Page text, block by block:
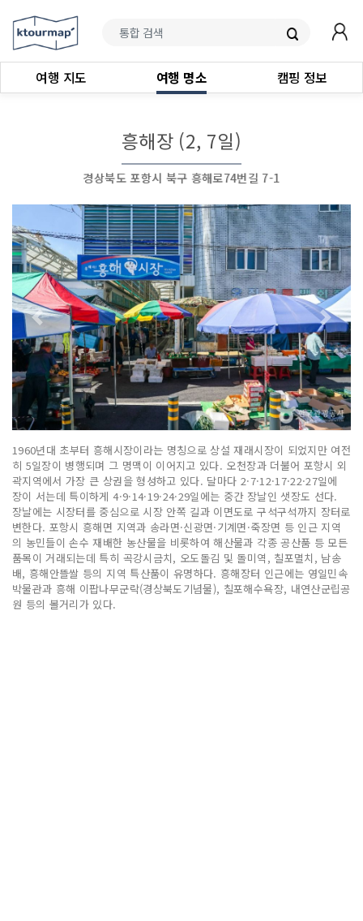
여행 지도 여행 명소 캠핑 정보
흥해장 (2, 7일)
경상북도 포항시 북구 흥해로74번길 7-1
1960년대 초부터 흥해시장이라는 명칭으로 상설 재래시장이 되었지만 여전
히 5일장이 병행되며 그 명맥이 이어지고 있다. 오천장과 더불어 포항시 외
곽지역에서 가장 큰 상권을 형성하고 있다. 달마다 2·7·12·17·22·27일에
장이 서는데 특이하게 4·9·14·19·24·29일에는 중간 장날인 샛장도 선다.
장날에는 시장터를 중심으로 시장 안쪽 길과 이면도로 구석구석까지 장터로
변한다. 포항시 흥해면 지역과 송라면·신광면·기계면·죽장면 등 인근 지역
의 농민들이 손수 재배한 농산물을 비롯하여 해산물과 각종 공산품 등 모든
품목이 거래되는데 특히 곡강시금치, 오도돌김 및 돌미역, 칠포멸치, 남송
배, 흥해안뜰쌀 등의 지역 특산품이 유명하다. 흥해장터 인근에는 영일민속
박물관과 흥해 이팝나무군락(경상북도기념물), 칠포해수욕장, 내연산군립공
원 등의 볼거리가 있다.